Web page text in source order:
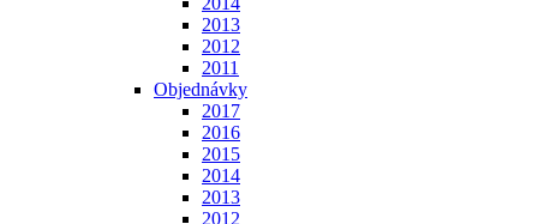
2013
2012
2011
Objednávky
2017
2016
2015
2014
2013
2012